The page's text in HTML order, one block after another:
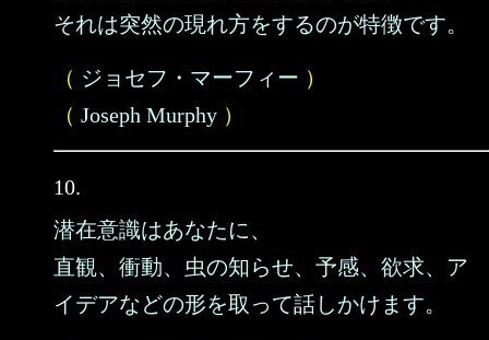
それは突然の現れ方をするのが特徴です。
（ ジョセフ・マーフィー ）
（ Joseph Murphy ）
10.
潜在意識はあなたに、
直観、衝動、虫の知らせ、予感、欲求、ア
イデアなどの形を取って話しかけます。